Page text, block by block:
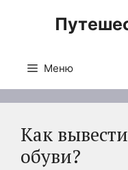
Меню
Как
обуви?